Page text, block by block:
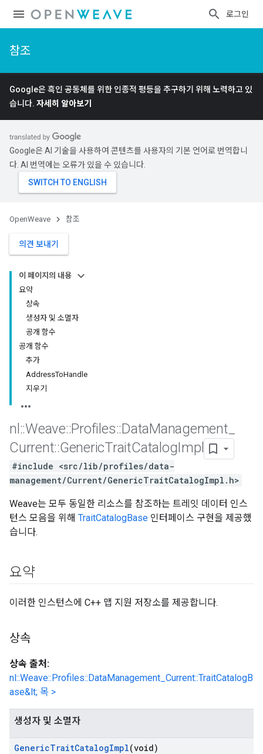
로그인
참조
Google은 흑인 공동체를 위한 인종적 평등을 추구하기 위해 노력하고 있
습니다. 자세히 알아보기
Google은 AI 기술을 사용하여 콘텐츠를 사용자의 기본 언어로 번역합니
다. AI 번역에는 오류가 있을 수 있습니다.
OpenWeave 참조
의견 보내기
이 페이지의 내용
요약
상속
생성자 및 소멸자
공개 함수
공개 함수
추가
AddressToHandle
지우기
nl ::Weave::Profiles::DataManagement
Current::GenericTraitCatalogImpl
#include <src/lib/profiles/data-
management/Current/GenericTraitCatalogImpl.h>
Weave는 모두 동일한 리소스를 참조하는 트레잇 데이터 인스
턴스 모음을 위해 TraitCatalogBase 인터페이스 구현을 제공했
습니다.
요약
이러한 인스턴스에 C++ 맵 지원 저장소를 제공합니다.
상속
상속 출처:
nl::Weave::Profiles::DataManagement_Current::TraitCatalogB
ase&lt; 목 >
생성자 및 소멸자
GenericTraitCatalogImpl(void)